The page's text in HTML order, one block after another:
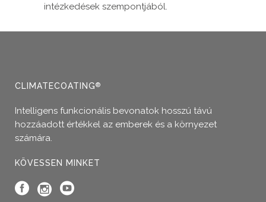
intézkedések szempontjából.
CLIMATECOATING®
Intelligens funkcionális bevonatok hosszú távú
hozzáadott értékkel az emberek és a környezet
számára.
KÖVESSEN MINKET